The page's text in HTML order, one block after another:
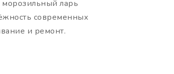
ларь
современных
и ремонт.